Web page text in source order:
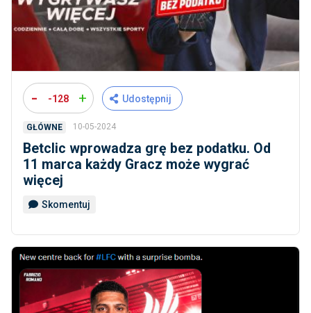
- -128 + Udostępnij
GŁÓWNE 10-05-2024
Betclic wprowadza grę bez podatku. Od
11 marca każdy Gracz może wygrać
więcej
Skomentuj